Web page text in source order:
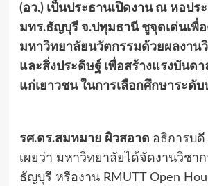
(อว.) เป็นประธานเปิดงาน ณ หอปร
มทร.ธัญบุรี จ.ปทุมธานี ชูจุดเด่นเพื่
มหาวิทยาลัยนวัตกรรมด้วยผลงาน
และสิ่งประดิษฐ์ เพื่อสร้างแรงบันด
แก่เยาวชน ในการเลือกศึกษาระดั
รศ.ดร.สมหมาย ผิวสอาด อธิการบ
เผยว่า มหาวิทยาลัยได้จัดงานวิชา
ธัญบุรี หรืองาน RMUTT Open